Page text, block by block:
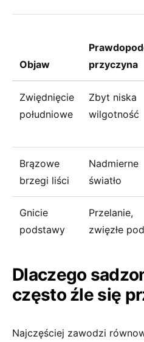
Objaw
przyczyna
Zwiędnięcie
południowe
Zbyt niska
wilgotność
Brązowe
brzegi liści
Nadmierne
światło
Gnicie
podstawy
Przelanie,
zwięzłe
Dlaczego
często źle się
Najczęściej zawodzi